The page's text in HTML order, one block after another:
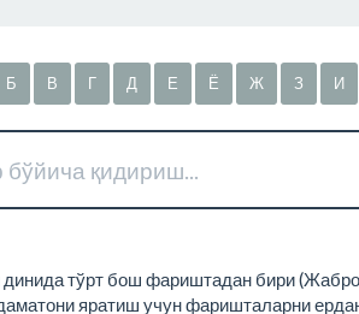
Б В Г Д Е Ё Ж З И
тўрт бош фариштадан бири
яратиш учун фаришталарни